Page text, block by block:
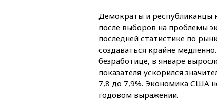
Демократы и республиканцы
после выборов на проблемы
последней статистике по
создаваться крайне
безработице, в январе
показателя ускорился
7,8 до 7,9%. Экономика США
годовом выражении.